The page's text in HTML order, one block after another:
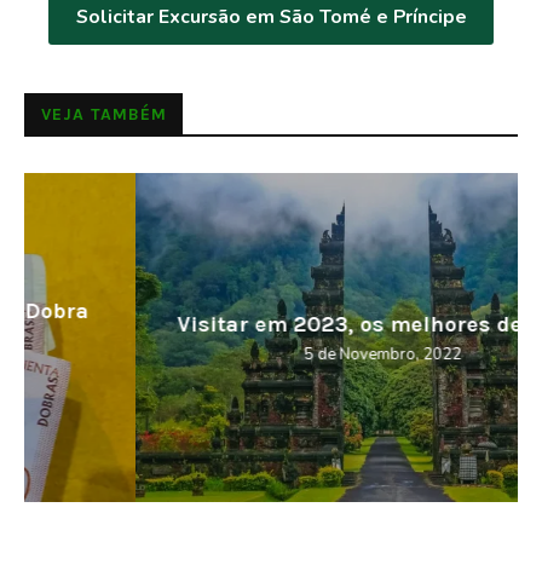
Solicitar Excursão em São Tomé e Príncipe
VEJA TAMBÉM
Visitar em 2023, os melhores destinos
5 de Novembro, 2022